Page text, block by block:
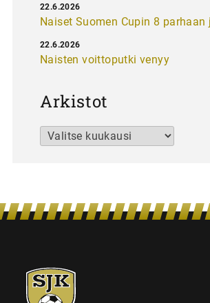
Naiset Suomen Cupin 8 parhaan
22.6.2026
Naisten voittoputki venyy
22.6.2026
Arkistot
Arkistot
SJK-
juniorit